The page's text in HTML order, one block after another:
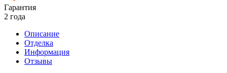
Гарантия
2 года
Описание
Отделка
Информация
Отзывы